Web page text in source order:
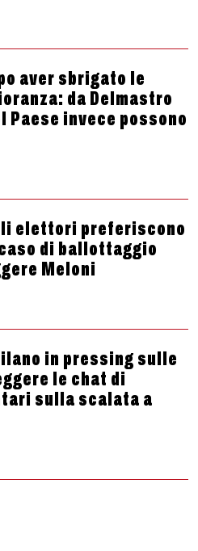
aver sbrigato le
da Delmastro
Paese invece possono
elettori preferiscono
di ballottaggio
Meloni
in pressing sulle
le chat di
sulla scalata a